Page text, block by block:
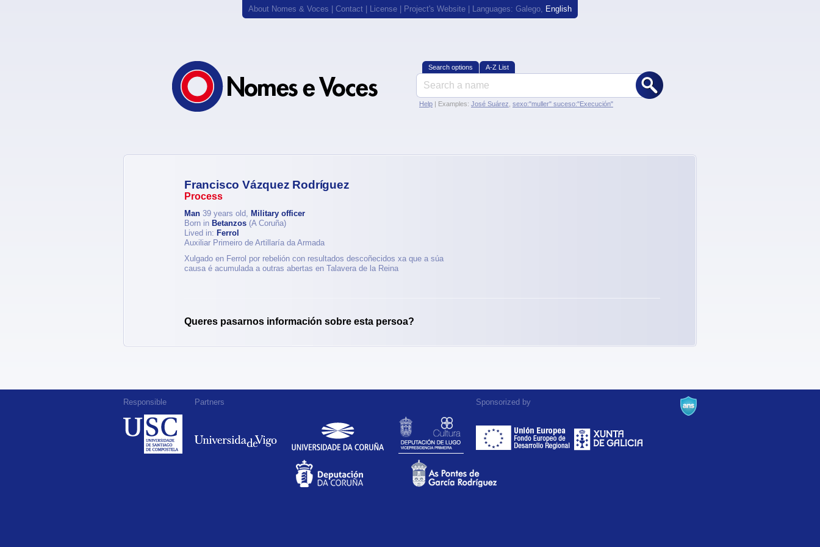
About Nomes & Voces Contact License Project's Website | Languages: Galego, English
Search options A-Z List
Help | Examples: José Suárez sexo:"muller" suceso:"Execución"
Francisco Vázquez Rodríguez
Process
Man 39 years old, Military officer
Born in Betanzos (A Coruña)
Lived in: Ferrol
Auxiliar Primeiro de Artillaría da Armada
Xulgado en Ferrol por rebelión con resultados descoñecidos xa que a súa
causa é acumulada a outras abertas en Talavera de la Reina
Queres pasarnos información sobre esta persoa?
Responsible Partners Sponsorized by